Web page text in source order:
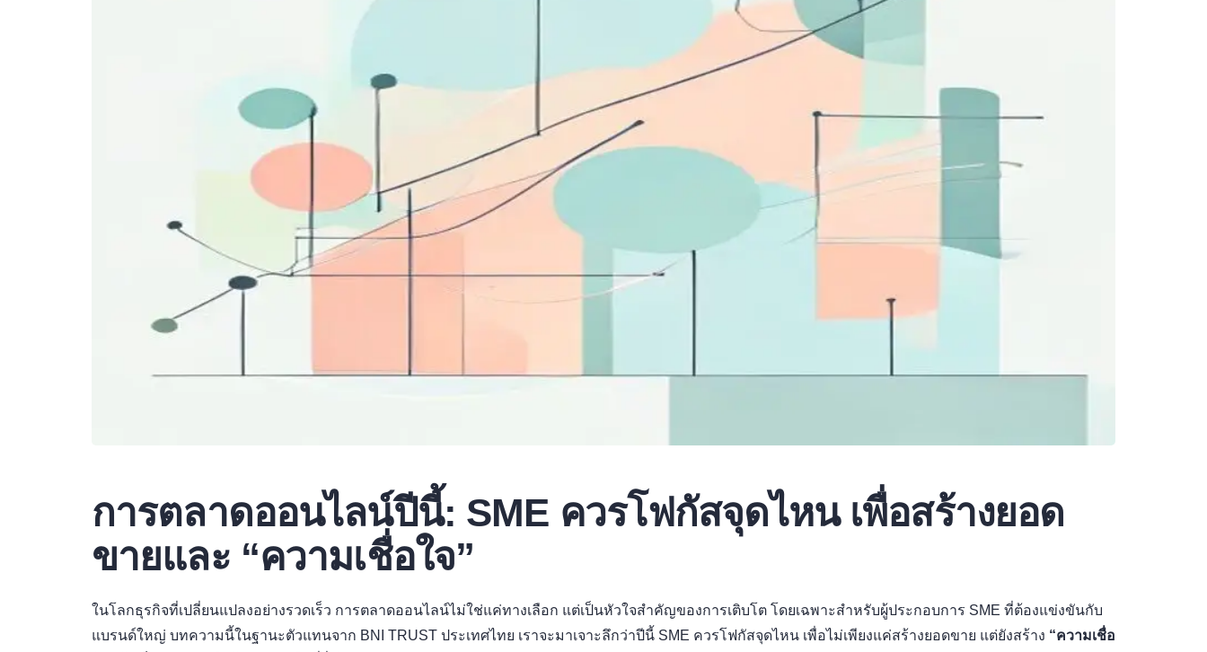
การตลาดออนไลน์ปีนี้: SME ควรโฟกัสจุดไหน เพื่อสร้างยอด
ขายและ “ความเชื่อใจ”
ในโลกธุรกิจที่เปลี่ยนแปลงอย่างรวดเร็ว การตลาดออนไลน์ไม่ใช่แค่ทางเลือก แต่เป็นหัวใจสำคัญของการเติบโต โดยเฉพาะสำหรับผู้ประกอบการ SME ที่ต้องแข่งขันกับ
แบรนด์ใหญ่ บทความนี้ในฐานะตัวแทนจาก BNI TRUST ประเทศไทย เราจะมาเจาะลึกว่าปีนี้ SME ควรโฟกัสจุดไหน เพื่อไม่เพียงแค่สร้างยอดขาย แต่ยังสร้าง “ความเชื่อ